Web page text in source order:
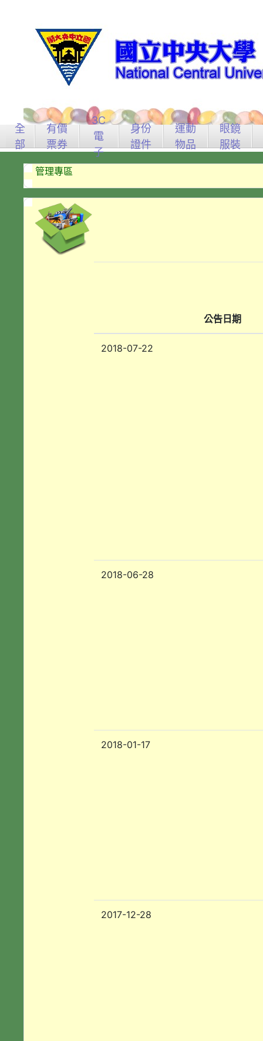
全
部
有價
票券
3C
電
子
身份
證件
運動
物品
眼鏡
服裝
管理專區
公告日期
2018-07-22
2018-06-28
2018-01-17
2017-12-28